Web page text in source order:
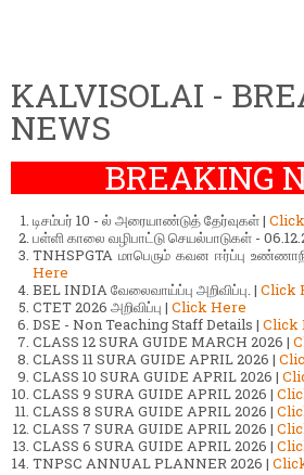
KALVISOLAI -
NEWS
BREAKING
டிசம்பர் 10 - ல் அரையாண்டுத் தேர்வுகள் |
பள்ளி காலை வழிபாட்டு செயல்பாடுகள் -
TNHSPGTA மாபெரும் கவன ஈர்ப்பு
Here
BEL INDIA வேலைவாய்ப்பு அறிவிப்பு. | Click
CTET 2026 அறிவிப்பு | Click Here
DSE - Non Teaching Staff Details | Click
CLASS 12 SURA GUIDE MARCH 2026 |
CLASS 11 SURA GUIDE APRIL 2026 |
CLASS 10 SURA GUIDE APRIL 2026 |
CLASS 9 SURA GUIDE APRIL 2026 |
CLASS 8 SURA GUIDE APRIL 2026 |
CLASS 7 SURA GUIDE APRIL 2026 |
CLASS 6 SURA GUIDE APRIL 2026 |
TNPSC ANNUAL PLANNER 2026 |